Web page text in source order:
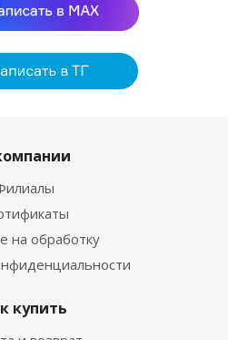
на обработку
купить